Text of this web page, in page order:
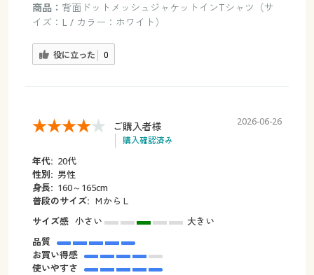
商品： 背面ドットメッシュジャケットインTシャツ（サ
イズ：L / カラー：ホワイト）
役に立った 0
ご購入者様
購入確認済み
2026-06-26
年代: 20代
性別: 男性
身長: 160～165cm
普段のサイズ: ＭからＬ
サイズ感 小さい
大きい
品質
お買い得感
使いやすさ